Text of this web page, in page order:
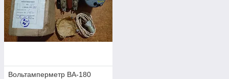
Вольтамперметр ВА-180